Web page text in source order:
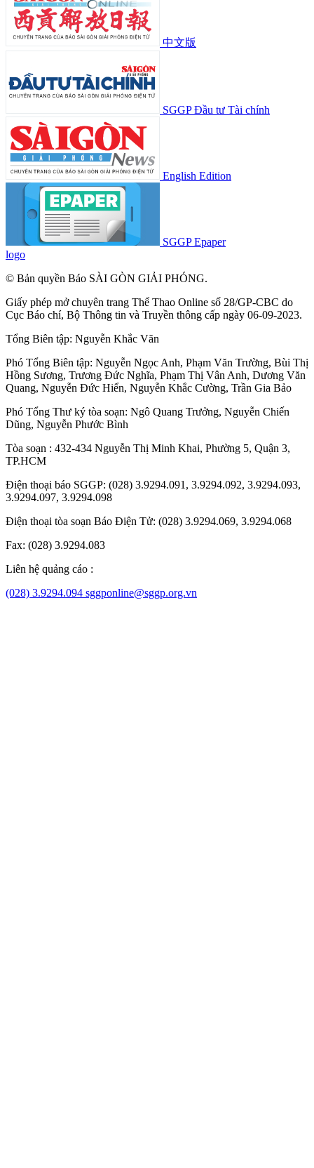
中文版
SGGP Đầu tư Tài chính
English Edition
SGGP Epaper
logo
© Bản quyền Báo SÀI GÒN GIẢI PHÓNG.
Giấy phép mở chuyên trang Thể Thao Online số 28/GP-CBC do
Cục Báo chí, Bộ Thông tin và Truyền thông cấp ngày 06-09-2023.
Tổng Biên tập: Nguyễn Khắc Văn
Phó Tổng Biên tập: Nguyễn Ngọc Anh, Phạm Văn Trường, Bùi Thị
Hồng Sương, Trương Đức Nghĩa, Phạm Thị Vân Anh, Dương Văn
Quang, Nguyễn Đức Hiển, Nguyễn Khắc Cường, Trần Gia Bảo
Phó Tổng Thư ký tòa soạn: Ngô Quang Trưởng, Nguyễn Chiến
Dũng, Nguyễn Phước Bình
Tòa soạn : 432-434 Nguyễn Thị Minh Khai, Phường 5, Quận 3,
TP.HCM
Điện thoại báo SGGP: (028) 3.9294.091, 3.9294.092, 3.9294.093,
3.9294.097, 3.9294.098
Điện thoại tòa soạn Báo Điện Tử: (028) 3.9294.069, 3.9294.068
Fax: (028) 3.9294.083
Liên hệ quảng cáo :
(028) 3.9294.094 sggponline@sggp.org.vn